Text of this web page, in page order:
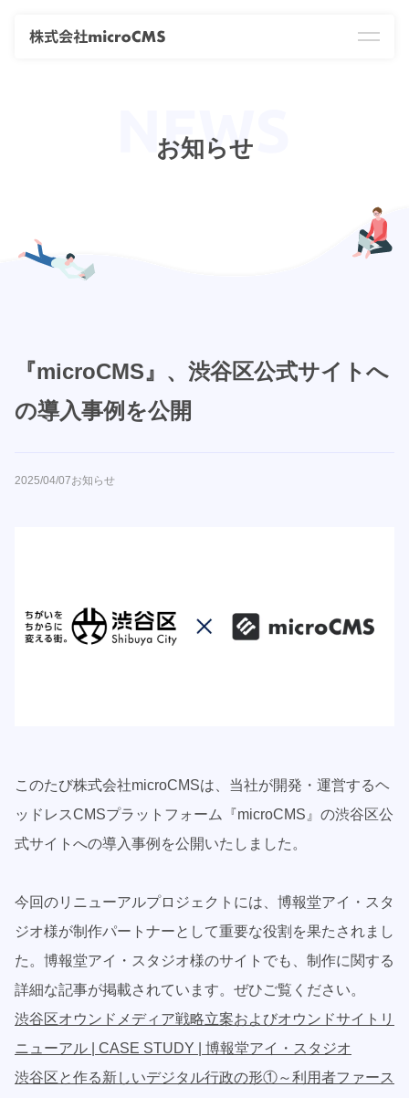
お知らせ
『microCMS』、渋谷区公式サイトへ
の導入事例を公開
2025/04/07お知らせ
このたび株式会社microCMSは、当社が開発・運営するヘ
ッドレスCMSプラットフォーム『microCMS』の渋谷区公
式サイトへの導入事例を公開いたしました。
今回のリニューアルプロジェクトには、博報堂アイ・スタ
ジオ様が制作パートナーとして重要な役割を果たされまし
た。博報堂アイ・スタジオ様のサイトでも、制作に関する
詳細な記事が掲載されています。ぜひご覧ください。
渋谷区オウンドメディア戦略立案およびオウンドサイトリ
ニューアル | CASE STUDY | 博報堂アイ・スタジオ
渋谷区と作る新しいデジタル行政の形①～利用者ファース